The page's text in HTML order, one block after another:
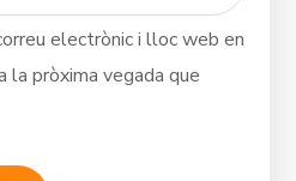
electrònic i lloc web en
la pròxima vegada que